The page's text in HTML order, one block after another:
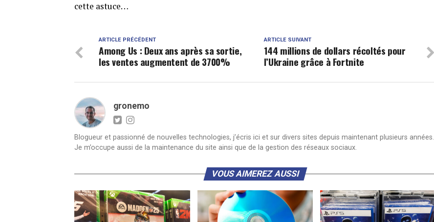
cette astuce…
ARTICLE SUIVANT
144 millions de dollars récoltés pour
l’Ukraine grâce à Fortnite
ARTICLE PRÉCÉDENT
Among Us : Deux ans après sa sortie,
les ventes augmentent de 3700%
gronemo
Blogueur et passionné de nouvelles technologies, j’écris ici et sur divers sites depuis maintenant plusieurs années.
Je m’occupe aussi de la maintenance du site ainsi que de la gestion des réseaux sociaux.
VOUS AIMEREZ AUSSI